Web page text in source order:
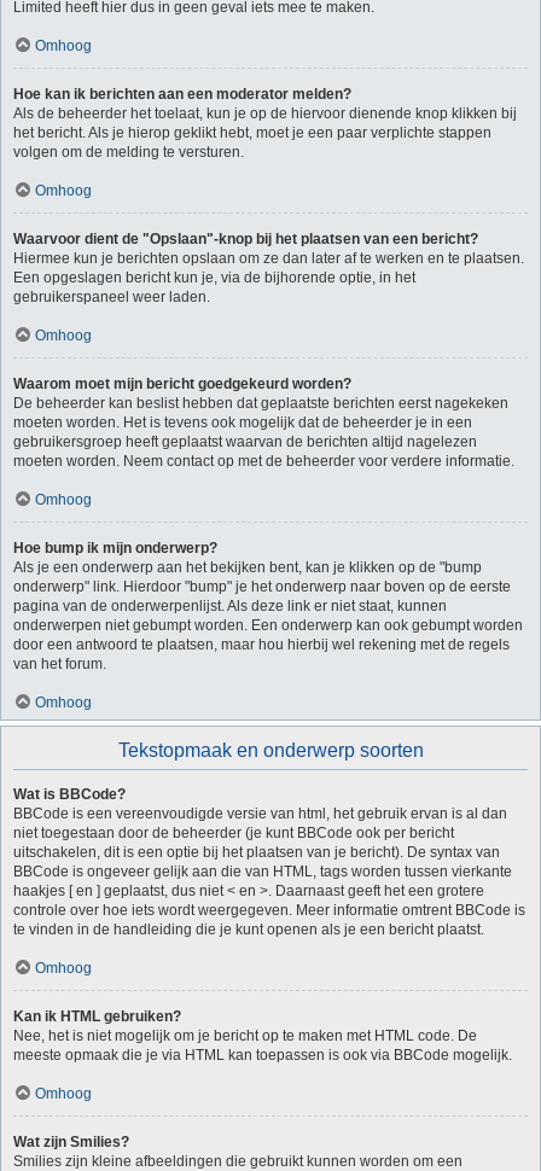
Limited heeft hier dus in geen geval iets mee te maken.
Omhoog
Hoe kan ik berichten aan een moderator melden?
Als de beheerder het toelaat, kun je op de hiervoor dienende knop klikken bij
het bericht. Als je hierop geklikt hebt, moet je een paar verplichte stappen
volgen om de melding te versturen.
Omhoog
Waarvoor dient de "Opslaan"-knop bij het plaatsen van een bericht?
Hiermee kun je berichten opslaan om ze dan later af te werken en te plaatsen.
Een opgeslagen bericht kun je, via de bijhorende optie, in het
gebruikerspaneel weer laden.
Omhoog
Waarom moet mijn bericht goedgekeurd worden?
De beheerder kan beslist hebben dat geplaatste berichten eerst nagekeken
moeten worden. Het is tevens ook mogelijk dat de beheerder je in een
gebruikersgroep heeft geplaatst waarvan de berichten altijd nagelezen
moeten worden. Neem contact op met de beheerder voor verdere informatie.
Omhoog
Hoe bump ik mijn onderwerp?
Als je een onderwerp aan het bekijken bent, kan je klikken op de "bump
onderwerp" link. Hierdoor "bump" je het onderwerp naar boven op de eerste
pagina van de onderwerpenlijst. Als deze link er niet staat, kunnen
onderwerpen niet gebumpt worden. Een onderwerp kan ook gebumpt worden
door een antwoord te plaatsen, maar hou hierbij wel rekening met de regels
van het forum.
Omhoog
Tekstopmaak en onderwerp soorten
Wat is BBCode?
BBCode is een vereenvoudigde versie van html, het gebruik ervan is al dan
niet toegestaan door de beheerder (je kunt BBCode ook per bericht
uitschakelen, dit is een optie bij het plaatsen van je bericht). De syntax van
BBCode is ongeveer gelijk aan die van HTML, tags worden tussen vierkante
haakjes [ en ] geplaatst, dus niet < en >. Daarnaast geeft het een grotere
controle over hoe iets wordt weergegeven. Meer informatie omtrent BBCode is
te vinden in de handleiding die je kunt openen als je een bericht plaatst.
Omhoog
Kan ik HTML gebruiken?
Nee, het is niet mogelijk om je bericht op te maken met HTML code. De
meeste opmaak die je via HTML kan toepassen is ook via BBCode mogelijk.
Omhoog
Wat zijn Smilies?
Smilies zijn kleine afbeeldingen die gebruikt kunnen worden om een